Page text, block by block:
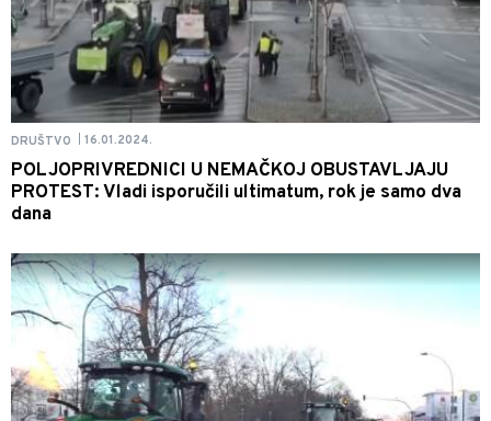
DRUŠTVO 16.01.2024.
POLJOPRIVREDNICI U NEMAČKOJ OBUSTAVLJAJU
PROTEST: Vladi isporučili ultimatum, rok je samo dva
dana